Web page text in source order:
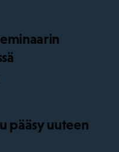
pääsy uuteen